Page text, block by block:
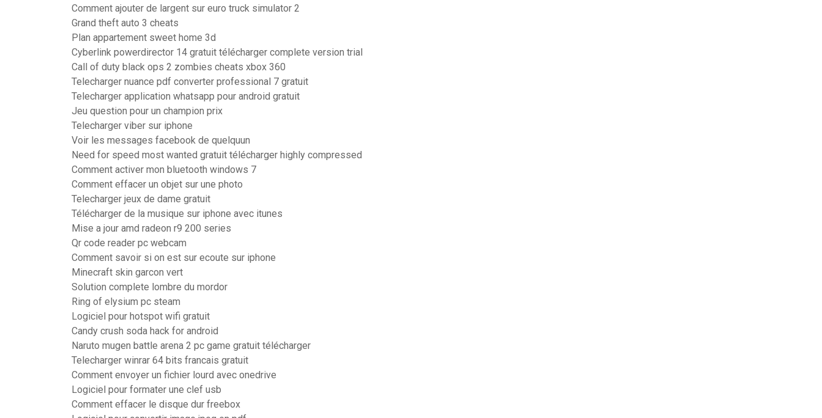
Comment ajouter de largent sur euro truck simulator 2
Grand theft auto 3 cheats
Plan appartement sweet home 3d
Cyberlink powerdirector 14 gratuit télécharger complete version trial
Call of duty black ops 2 zombies cheats xbox 360
Telecharger nuance pdf converter professional 7 gratuit
Telecharger application whatsapp pour android gratuit
Jeu question pour un champion prix
Telecharger viber sur iphone
Voir les messages facebook de quelquun
Need for speed most wanted gratuit télécharger highly compressed
Comment activer mon bluetooth windows 7
Comment effacer un objet sur une photo
Telecharger jeux de dame gratuit
Télécharger de la musique sur iphone avec itunes
Mise a jour amd radeon r9 200 series
Qr code reader pc webcam
Comment savoir si on est sur ecoute sur iphone
Minecraft skin garcon vert
Solution complete lombre du mordor
Ring of elysium pc steam
Logiciel pour hotspot wifi gratuit
Candy crush soda hack for android
Naruto mugen battle arena 2 pc game gratuit télécharger
Telecharger winrar 64 bits francais gratuit
Comment envoyer un fichier lourd avec onedrive
Logiciel pour formater une clef usb
Comment effacer le disque dur freebox